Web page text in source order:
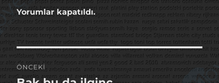
Yorumlar kapatıldı.
Yazı
gezinmesi
ÖNCEKI